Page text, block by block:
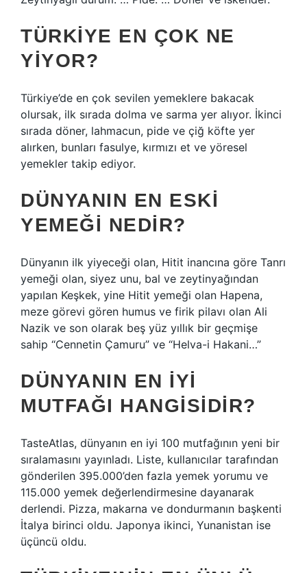
TÜRKIYE EN ÇOK NE
YIYOR?
Türkiye’de en çok sevilen yemeklere bakacak
olursak, ilk sırada dolma ve sarma yer alıyor. İkinci
sırada döner, lahmacun, pide ve çiğ köfte yer
alırken, bunları fasulye, kırmızı et ve yöresel
yemekler takip ediyor.
DÜNYANIN EN ESKI
YEMEĞI NEDIR?
Dünyanın ilk yiyeceği olan, Hitit inancına göre Tanrı
yemeği olan, siyez unu, bal ve zeytinyağından
yapılan Keşkek, yine Hitit yemeği olan Hapena,
meze görevi gören humus ve firik pilavı olan Ali
Nazik ve son olarak beş yüz yıllık bir geçmişe
sahip “Cennetin Çamuru” ve “Helva-i Hakani…”
DÜNYANIN EN IYI
MUTFAĞI HANGISIDIR?
TasteAtlas, dünyanın en iyi 100 mutfağının yeni bir
sıralamasını yayınladı. Liste, kullanıcılar tarafından
gönderilen 395.000’den fazla yemek yorumu ve
115.000 yemek değerlendirmesine dayanarak
derlendi. Pizza, makarna ve dondurmanın başkenti
İtalya birinci oldu. Japonya ikinci, Yunanistan ise
üçüncü oldu.